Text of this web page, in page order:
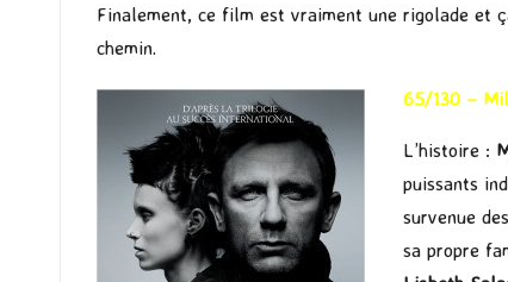
Finalement, ce film est vraiment une rigolade et
chemin.
65/130 –
L’histoire :
puissants
survenue
sa propre